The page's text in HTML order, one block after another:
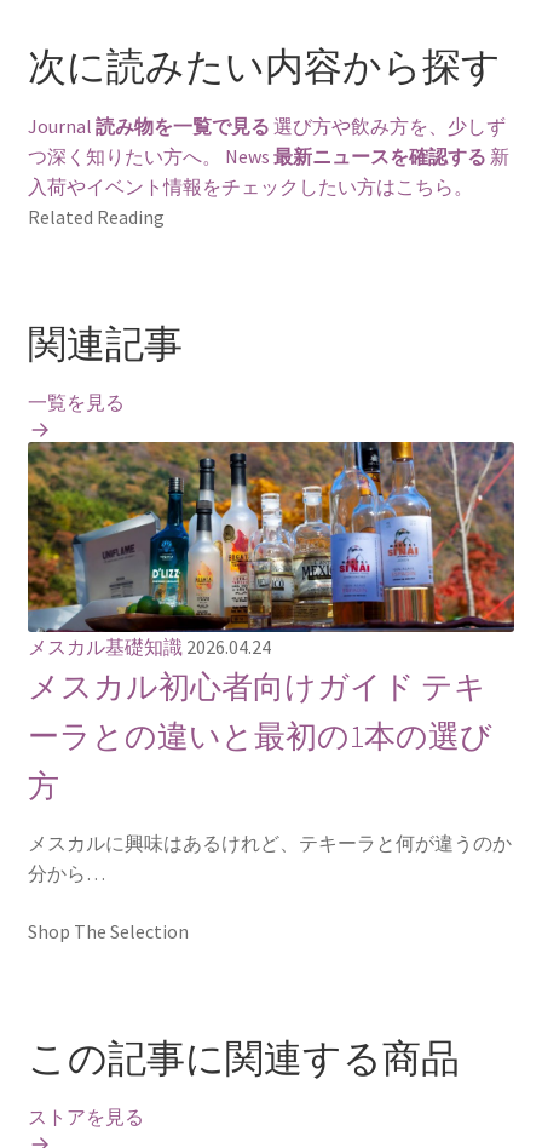
次に読みたい内容から探す
Journal 読み物を一覧で見る 選び方や飲み方を、少しず
つ深く知りたい方へ。
News 最新ニュースを確認する 新
入荷やイベント情報をチェックしたい方はこちら。
Related Reading
関連記事
一覧を見る
メスカル基礎知識 2026.04.24
メスカル初心者向けガイド テキ
ーラとの違いと最初の1本の選び
方
メスカルに興味はあるけれど、テキーラと何が違うのか
分から…
Shop The Selection
この記事に関連する商品
ストアを見る